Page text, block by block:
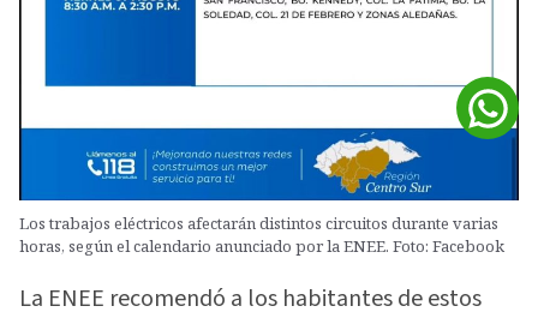
Los trabajos eléctricos afectarán distintos circuitos durante varias
horas, según el calendario anunciado por la ENEE. Foto: Facebook
La ENEE recomendó a los habitantes de estos